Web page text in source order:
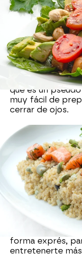
Ensalada
habitas
Arguiñano está
tambiénesta
distinta,
que es un
muy fácil de
cerrar de ojos.
Ensalada
empanada
Karlos
forma exprés,
entretenerte más